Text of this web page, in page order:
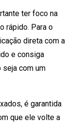
ter foco na
rápido. Para o
direta com a
e consiga
com um
é garantida
que ele volte a